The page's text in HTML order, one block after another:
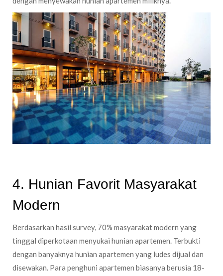
4. Hunian Favorit Masyarakat
Modern
Berdasarkan hasil survey, 70% masyarakat modern yang
tinggal diperkotaan menyukai hunian apartemen. Terbukti
dengan banyaknya hunian apartemen yang ludes dijual dan
disewakan. Para penghuni apartemen biasanya berusia 18-